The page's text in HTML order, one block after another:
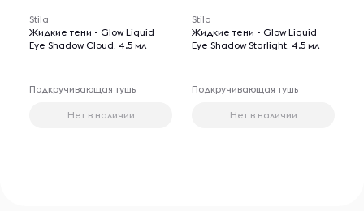
Stila
Жидкие тени - Glow Liquid
Eye Shadow Cloud, 4.5 мл
Подкручивающая тушь
Нет в наличии
Stila
Жидкие тени - Glow Liquid
Eye Shadow Starlight, 4.5 мл
Подкручивающая тушь
Нет в наличии